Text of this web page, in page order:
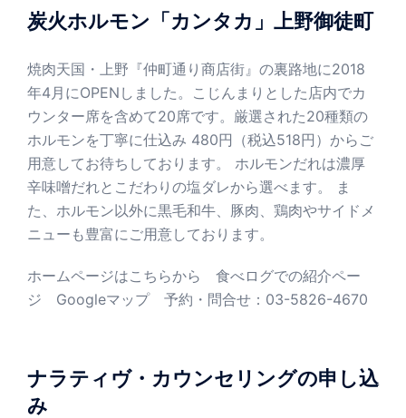
ン
炭火ホルモン「カンタカ」上野御徒町
焼肉天国・上野『仲町通り商店街』の裏路地に2018
年4月にOPENしました。こじんまりとした店内でカ
ウンター席を含めて20席です。厳選された20種類の
ホルモンを丁寧に仕込み 480円（税込518円）からご
用意してお待ちしております。 ホルモンだれは濃厚
辛味噌だれとこだわりの塩ダレから選べます。 ま
た、ホルモン以外に黒毛和牛、豚肉、鶏肉やサイドメ
ニューも豊富にご用意しております。
ホームページはこちらから
食べログでの紹介ペー
ジ
Googleマップ予約・問合せ：03-5826-4670
ナラティヴ・カウンセリングの申し込
み